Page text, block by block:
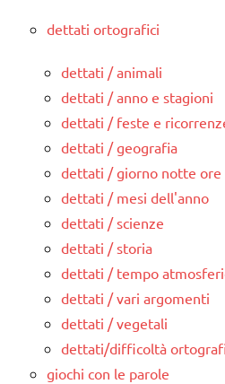
dettati ortografici
dettati / animali
dettati / anno e stagioni
dettati / feste e
dettati / geografia
dettati / giorno notte ore
dettati / mesi dell'anno
dettati / scienze
dettati / storia
dettati / tempo
dettati / vari argomenti
dettati / vegetali
dettati/difficoltà
giochi con le parole